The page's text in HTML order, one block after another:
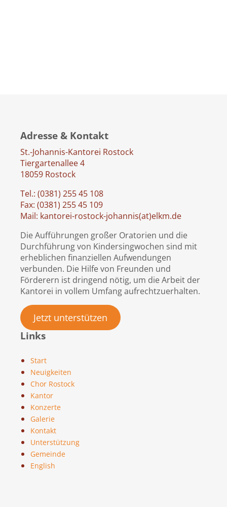
Adresse & Kontakt
St.-Johannis-Kantorei Rostock
Tiergartenallee 4
18059 Rostock
Tel.: (0381) 255 45 108
Fax: (0381) 255 45 109
Mail: kantorei-rostock-johannis(at)elkm.de
Die Aufführungen großer Oratorien und die
Durchführung von Kindersingwochen sind mit
erheblichen finanziellen Aufwendungen
verbunden. Die Hilfe von Freunden und
Förderern ist dringend nötig, um die Arbeit der
Kantorei in vollem Umfang aufrechtzuerhalten.
Jetzt unterstützen
Links
Start
Neuigkeiten
Chor Rostock
Kantor
Konzerte
Galerie
Kontakt
Unterstützung
Gemeinde
English